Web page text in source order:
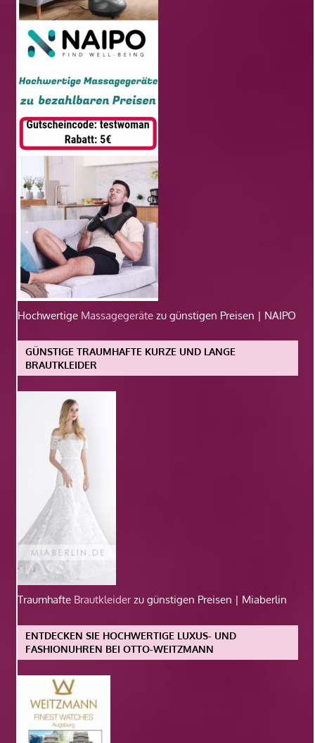
Hochwertige Massagegeräte zu günstigen Preisen | NAIPO
GÜNSTIGE TRAUMHAFTE KURZE UND LANGE
BRAUTKLEIDER
Traumhafte Brautkleiderzu günstigen Preisen | Miaberlin
ENTDECKEN SIE HOCHWERTIGE LUXUS- UND
FASHIONUHREN BEI OTTO-WEITZMANN